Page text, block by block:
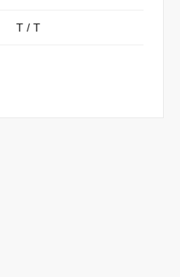
T / T